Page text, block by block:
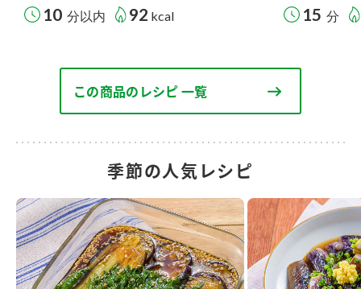
10 分以内 92 kcal 15 分
この商品のレシピ 一覧
季節の人気レシピ